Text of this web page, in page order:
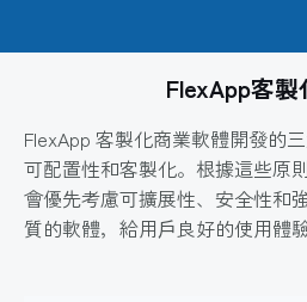
FlexApp客製
FlexApp 客製化商業軟體開發的
可配置性和客製化。根據這些原
會優先考慮可擴展性、安全性和
質的軟體，給用戶良好的使用體驗